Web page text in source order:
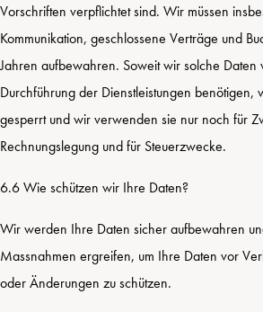
Vorschriften verpflichtet sind. Wir müssen
Kommunikation, geschlossene Verträge und
Jahren aufbewahren. Soweit wir solche
Durchführung der Dienstleistungen benötigen,
gesperrt und wir verwenden sie nur noch für
Rechnungslegung und für Steuerzwecke.
6.6 Wie schützen wir Ihre Daten?
Wir werden Ihre Daten sicher aufbewahren
Massnahmen ergreifen, um Ihre Daten vor
oder Änderungen zu schützen.